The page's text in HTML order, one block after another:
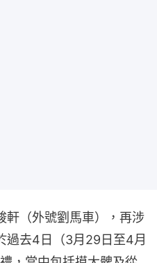
軒（外號劉馬車），再涉
過去4日（3月29日至4月